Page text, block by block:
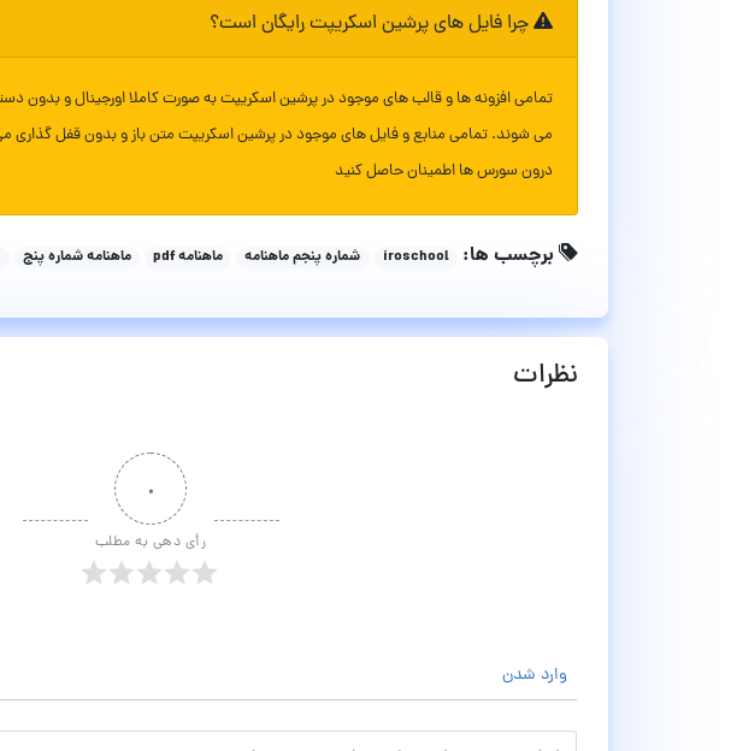
چرا فایل های پرشین اسکریپت رایگان است؟
تمامی افزونه ها و قالب های موجود در پرشین اسکریپت به صورت کاملا اورجینال و بدون
می شوند. تمامی منابع و فایل های موجود در پرشین اسکریپت متن باز و بدون قفل گذاری
درون سورس ها اطمینان حاصل کنید
برچسب ها: iroschool شماره پنجم ماهنامه ماهنامه pdf ماهنامه شماره پنج
نظرات
۰
رأی دهی به مطلب
وارد شدن